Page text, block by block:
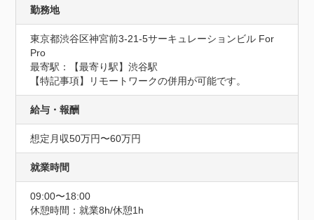
勤務地
東京都渋谷区神宮前3-21-5サーキュレーションビル For
Pro
最寄駅：【最寄り駅】渋谷駅
【特記事項】リモートワークの併用が可能です。
給与・報酬
想定月収50万円〜60万円
就業時間
09:00〜18:00
休憩時間：就業8h/休憩1h